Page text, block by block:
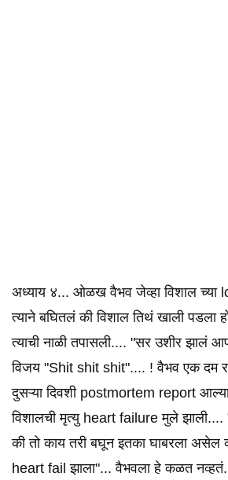
अध्याय ४... ओळख वैभव जेव्हा विशाल च्या
त्याने बघितलं की विशाल तिथं खाली पडला
त्याची नाळी तपासली.... "सर उशीर झालं
विजय "Shit shit shit".... ! वैभव एक दम
दुसऱ्या दिवशी postmortem report
विशालची मृत्यु heart failure मुले झाली....
की तो काय तरी बघून इतका घाबरला असेल
heart fail झाला"... वैभवला हे कळत